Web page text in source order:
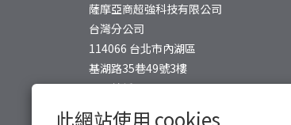
此網站使用 cookies
薩摩亞商超強科技有限公司
台灣分公司
114066 台北市內湖區
基湖路35巷49號3樓
公司統編: 24804648